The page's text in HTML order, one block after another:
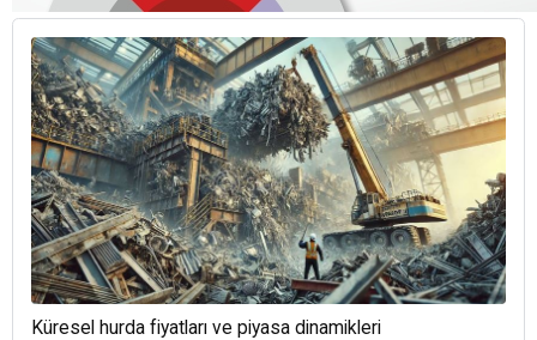
Küresel hurda fiyatları ve piyasa dinamikleri